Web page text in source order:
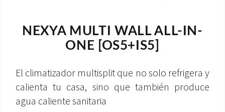
NEXYA MULTI WALL ALL-IN-
ONE [OS5+IS5]
El climatizador multisplit que no solo refrigera y
calienta tu casa, sino que también produce
agua caliente sanitaria